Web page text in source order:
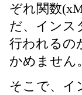
ぞれ関数
だ、インス
行われるの
かめません。
そこで、イ